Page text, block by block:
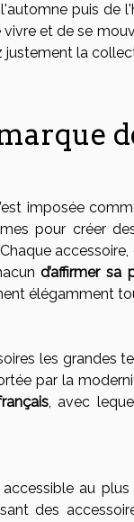
puis de
et de se
la
imposée
pour créer
accessoire,
d’affirmer sa
élégamment
les grandes
par la
, avec
accessible au
des